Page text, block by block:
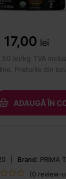
17,00 lei
lei/kg TVA inclus
Prețurile din
ADAUGĂ ÎN
Brand: PRIMA
(0 review-